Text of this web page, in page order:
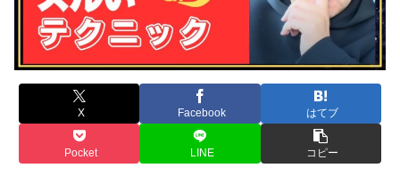
X Facebook はてブ
Pocket LINE コピー